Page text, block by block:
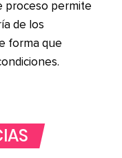
proceso permite
de los
forma que